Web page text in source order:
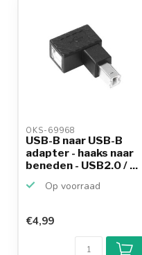
OKS-69968
USB-B naar USB-B
adapter - haaks naar
beneden - USB2.0 / ...
Op voorraad
€4,99